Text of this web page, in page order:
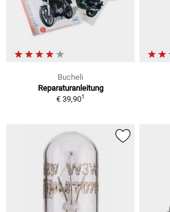
Bucheli
Reparaturanleitung
€ 39,901